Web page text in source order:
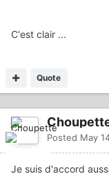
C'est clair ...
Quote
Posted May
Je suis d'accord